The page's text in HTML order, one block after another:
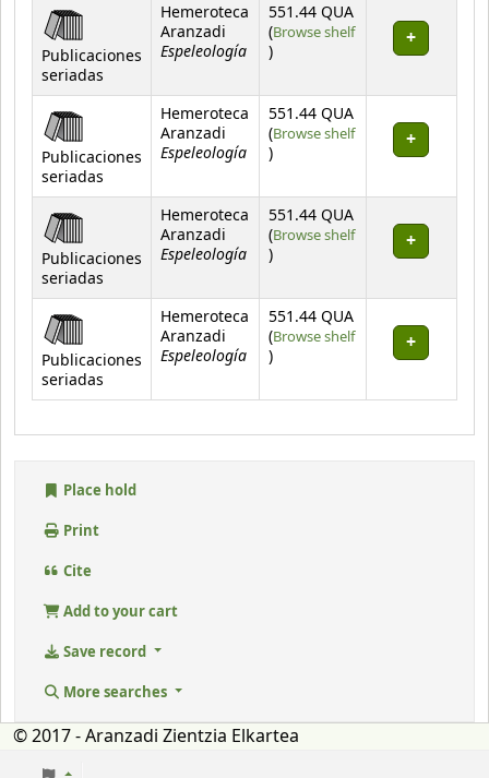
Publicaciones
seriadas
Hemeroteca
Aranzadi
Espeleología
551.44 QUA
(Browse shelf
(Opens below)
)
Publicaciones
seriadas
Hemeroteca
Aranzadi
Espeleología
551.44 QUA
(Browse shelf
(Opens below)
)
Publicaciones
seriadas
Hemeroteca
Aranzadi
Espeleología
551.44 QUA
(Browse shelf
(Opens below)
)
Publicaciones
seriadas
Hemeroteca
Aranzadi
Espeleología
551.44 QUA
(Browse shelf
(Opens below)
)
Place hold
Print
Cite
Add to your cart
Save record
More searches
© 2017 - Aranzadi Zientzia Elkartea